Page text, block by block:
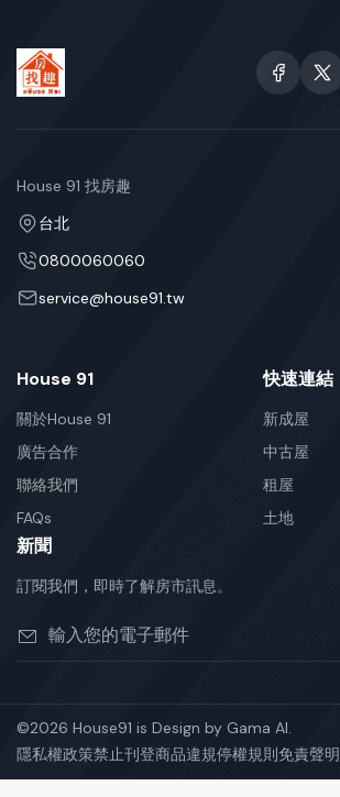
House 91 找房趣
台北
0800060060
service@house91.tw
House 91
關於House 91
廣告合作
聯絡我們
FAQs
快速連結
新成屋
中古屋
租屋
土地
新聞
訂閱我們，即時了解房市訊息。
©2026 House91 is Design by Gama AI.
隱私權政策禁止刊登商品違規停權規則免責聲明